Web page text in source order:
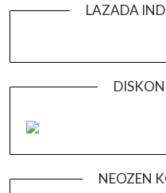
LAZADA
NEOZEN